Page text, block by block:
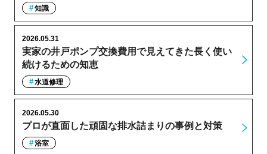
知識
実家の井戸ポンプ交換費用で見えてきた長く使い
続けるための知恵
2026.05.31
水道修理
プロが直面した頑固な排水詰まりの事例と対策
2026.05.30
浴室